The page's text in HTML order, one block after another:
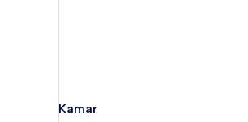
Kamar